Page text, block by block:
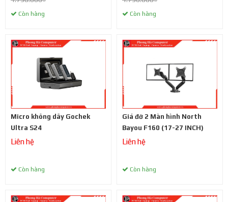
Còn hàng Còn hàng
Micro không dây Gochek
Ultra S24
Liên hệ
Còn hàng
Giá đỡ 2 Màn hình North
Bayou F160 (17-27 INCH)
Liên hệ
Còn hàng